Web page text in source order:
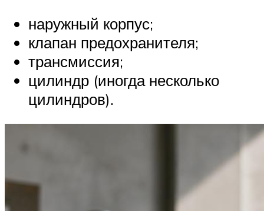
наружный корпус;
клапан предохранителя;
трансмиссия;
цилиндр (иногда несколько
цилиндров).